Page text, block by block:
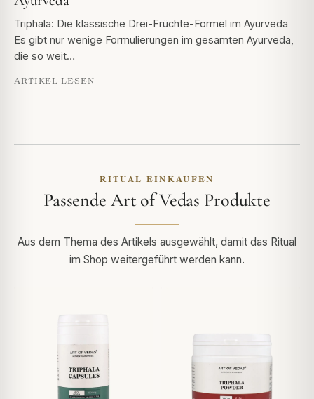
Triphala: Die klassische Drei-Früchte-Formel im Ayurveda
Es gibt nur wenige Formulierungen im gesamten Ayurveda,
die so weit…
ARTIKEL LESEN
RITUAL EINKAUFEN
Passende Art of Vedas Produkte
Aus dem Thema des Artikels ausgewählt, damit das Ritual
im Shop weitergeführt werden kann.